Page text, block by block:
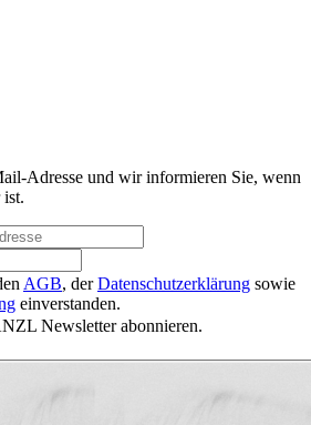
Adresse und wir informieren Sie, wenn
AGB, derDatenschutzerklärung sowie
einverstanden.
Newsletter abonnieren.